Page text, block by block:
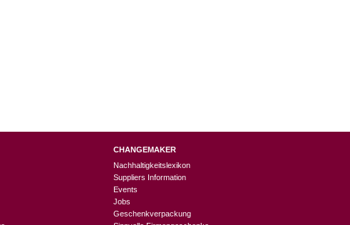
CHANGEMAKER
Nachhaltigkeitslexikon
Suppliers Information
Events
Jobs
Geschenkverpackung